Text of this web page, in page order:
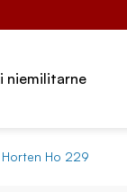
niemilitarne
Horten Ho 229